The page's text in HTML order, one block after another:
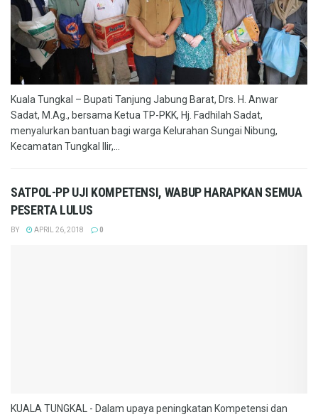
Kuala Tungkal – Bupati Tanjung Jabung Barat, Drs. H. Anwar
Sadat, M.Ag., bersama Ketua TP-PKK, Hj. Fadhilah Sadat,
menyalurkan bantuan bagi warga Kelurahan Sungai Nibung,
Kecamatan Tungkal Ilir,...
SATPOL-PP UJI KOMPETENSI, WABUP HARAPKAN SEMUA
PESERTA LULUS
BY APRIL 26, 2018 0
KUALA TUNGKAL - Dalam upaya peningkatan Kompetensi dan